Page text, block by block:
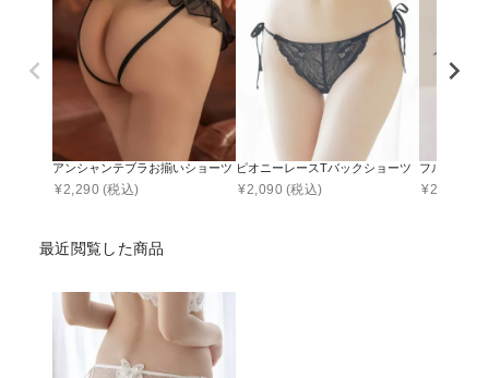
アンシャンテブラお揃いショーツ【ショーツ単品】
¥2,290 (税込)
ピオニーレースTバックショーツ 【ショーツ
¥2,090 (税込)
フルールシ
¥2,090
最近閲覧した商品